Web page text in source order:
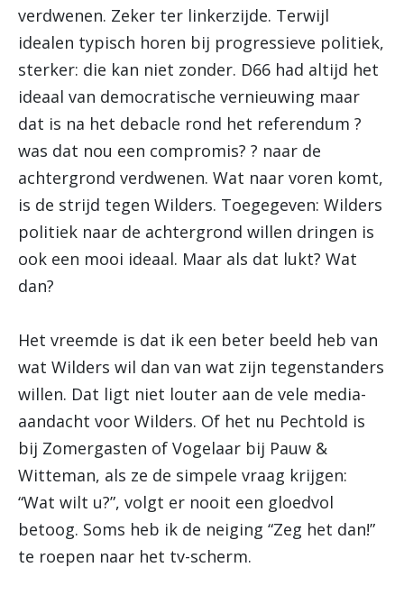
verdwenen. Zeker ter linkerzijde. Terwijl
idealen typisch horen bij progressieve politiek,
sterker: die kan niet zonder. D66 had altijd het
ideaal van democratische vernieuwing maar
dat is na het debacle rond het referendum ?
was dat nou een compromis? ? naar de
achtergrond verdwenen. Wat naar voren komt,
is de strijd tegen Wilders. Toegegeven: Wilders
politiek naar de achtergrond willen dringen is
ook een mooi ideaal. Maar als dat lukt? Wat
dan?
Het vreemde is dat ik een beter beeld heb van
wat Wilders wil dan van wat zijn tegenstanders
willen. Dat ligt niet louter aan de vele media-
aandacht voor Wilders. Of het nu Pechtold is
bij Zomergasten of Vogelaar bij Pauw &
Witteman, als ze de simpele vraag krijgen:
“Wat wilt u?”, volgt er nooit een gloedvol
betoog. Soms heb ik de neiging “Zeg het dan!”
te roepen naar het tv-scherm.